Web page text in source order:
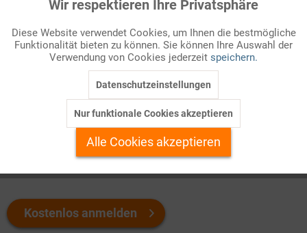
Donald Trump im November 2024 seinen Wahlerfolg von 2016
der Wahl finden Sie hier kurz zusammengefasst. Im Kartenbild:
die von Trump und seiner Gegnerin Kamala Harris eroberten US-
Welchen Download brauchen Sie?
Kostenlos anmelden
Funktionale Aktiv
Marketing Inaktiv
Personalisierung Inaktiv
Service
Wir respektieren Ihre Privatsphäre
Diese Website verwendet Cookies, um Ihnen die bestmögliche
Funktionalität bieten zu können. Sie können Ihre Auswahl der
Verwendung von Cookies jederzeit speichern.
Datenschutzeinstellungen
Nur funktionale Cookies akzeptieren
Alle Cookies akzeptieren